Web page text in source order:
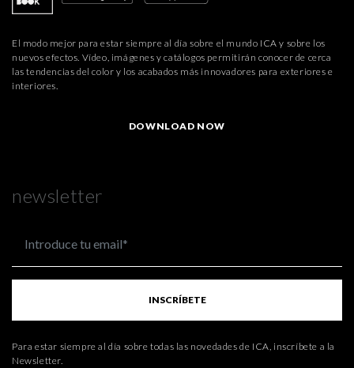
El modo mejor para estar siempre al día sobre el mundo ICA y sobre los
nuevos efectos. Vídeo, imágenes y catálogos permitirán conocer de cerca
las tendencias del color y los acabados más innovadores para exteriores e
interiores.
DOWNLOAD NOW
newsletter
INSCRÍBETE
Para estar siempre al día sobre todas las novedades de ICA, inscríbete a la
Newsletter.